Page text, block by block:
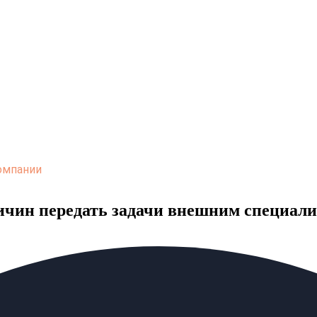
передать задачи внешним